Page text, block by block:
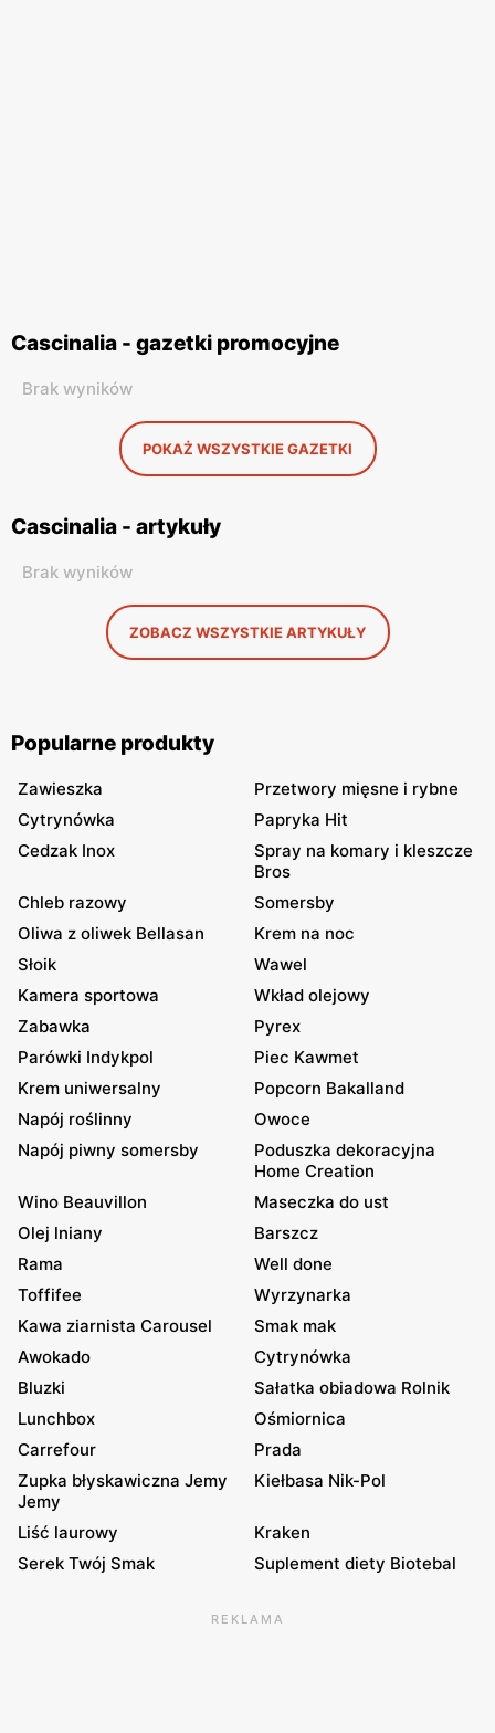
Cascinalia - gazetki promocyjne
Brak wyników
POKAŻ WSZYSTKIE GAZETKI
Cascinalia - artykuły
Brak wyników
ZOBACZ WSZYSTKIE ARTYKUŁY
Popularne produkty
Zawieszka
Przetwory mięsne i rybne
Cytrynówka
Papryka Hit
Cedzak Inox
Spray na komary i kleszcze
Bros
Chleb razowy
Somersby
Oliwa z oliwek Bellasan
Krem na noc
Słoik
Wawel
Kamera sportowa
Wkład olejowy
Zabawka
Pyrex
Parówki Indykpol
Piec Kawmet
Krem uniwersalny
Popcorn Bakalland
Napój roślinny
Owoce
Napój piwny somersby
Poduszka dekoracyjna
Home Creation
Wino Beauvillon
Maseczka do ust
Olej lniany
Barszcz
Rama
Well done
Toffifee
Wyrzynarka
Kawa ziarnista Carousel
Smak mak
Awokado
Cytrynówka
Bluzki
Sałatka obiadowa Rolnik
Lunchbox
Ośmiornica
Carrefour
Prada
Zupka błyskawiczna Jemy
Jemy
Kiełbasa Nik-Pol
Liść laurowy
Kraken
Serek Twój Smak
Suplement diety Biotebal
REKLAMA